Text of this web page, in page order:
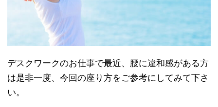
デスクワークのお仕事で最近、腰に違和感がある方
は是非一度、今回の座り方をご参考にしてみて下さ
い。